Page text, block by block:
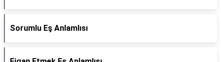
Sorumlu Eş Anlamlısı